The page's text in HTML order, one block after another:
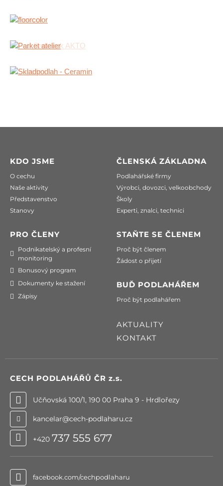
KDO JSME
O cechu
Naše aktivity
Představenstvo
Stanovy
PRO ČLENY
Podnikatelský a profesní
monitoring
Bonusový program
Dokumenty ke stažení
Zápisy
ČLENSKÁ ZÁKLADNA
Podlahářské firmy
Výrobci, dovozci, velkoobchody
Školy
Experti, znalci, technici
STAŇTE SE ČLENEM
Proč být členem
Žádost o přijetí
BUĎ PODLAHÁŘEM
Proč být podlahářem
AKTUALITY
KONTAKT
CECH PODLAHÁŘŮ ČR z.s.
Učňovská 100/1, 190 00 Praha 9 - Hrdlořezy
kancelar@cech-podlaharu.cz
+420 737 555 677
facebook.com/cechpodlaharu